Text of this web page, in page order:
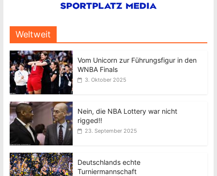
Weltweit
Vom Unicorn zur Führungsfigur in den
WNBA Finals
3. Oktober 2025
Nein, die NBA Lottery war nicht
rigged!!
23. September 2025
Deutschlands echte
Turniermannschaft